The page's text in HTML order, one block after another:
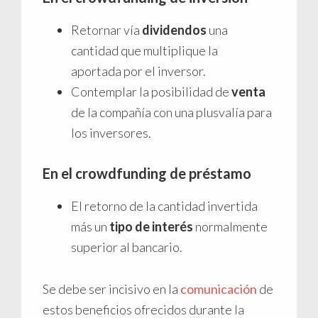
Retornar vía dividendos una
cantidad que multiplique la
aportada por el inversor.
Contemplar la posibilidad deventa
de la compañía con una plusvalía para
los inversores.
En el crowdfunding de préstamo
El retorno de la cantidad invertida
más un tipo de interés normalmente
superior al bancario.
Se debe ser incisivo en la comunicación de
estos beneficios ofrecidos durante la